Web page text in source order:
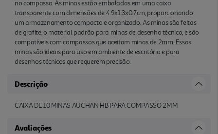
no compasso. As minas estão embaladas em uma caixa
transparente com dimensões de 4.9x1.3x0.7cm, proporcionando
um armazenamento compacto e organizado. As minas são feitas
de grafite, o material padrão para minas de desenho técnico, e são
compatíveis com compassos que aceitam minas de 2mm. Essas
minas são ideais para uso em ambiente de escritório e para
desenhos técnicos que requerem precisão.
Descrição
CAIXA DE 10 MINAS AUCHAN HB PARA COMPASSO 2MM
Avaliações